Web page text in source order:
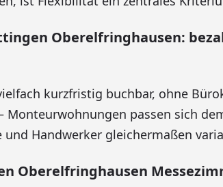
Oberelfringhausen:
kurzfristig buchbar, ohne
passen sich
Handwerker gleichermaßen
Oberelfringhausen